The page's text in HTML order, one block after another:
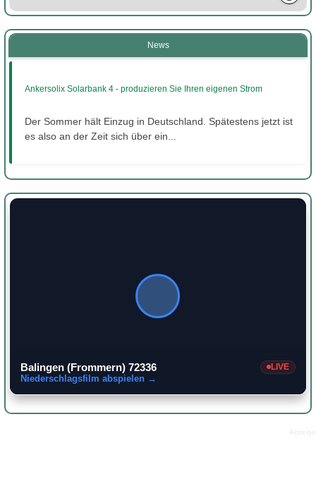
News
Ankersolix Solarbank 4 - produzieren Sie Ihren eigenen Strom
Der Sommer hält Einzug in Deutschland. Spätestens jetzt ist
es also an der Zeit sich über ein...
Balingen (Frommern) 72336 LIVE
Niederschlagsfilm abspielen →